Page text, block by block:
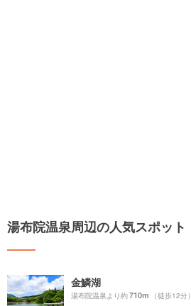
湯布院温泉周辺の人気スポット
金鱗湖
湯布院温泉より約710m （徒歩12分）